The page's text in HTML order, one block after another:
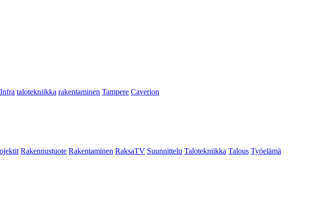
Infra talotekniikka rakentaminen Tampere Caverion
Rakennustuote Rakentaminen RaksaTV Suunnittelu Talotekniikka Talous Työelämä